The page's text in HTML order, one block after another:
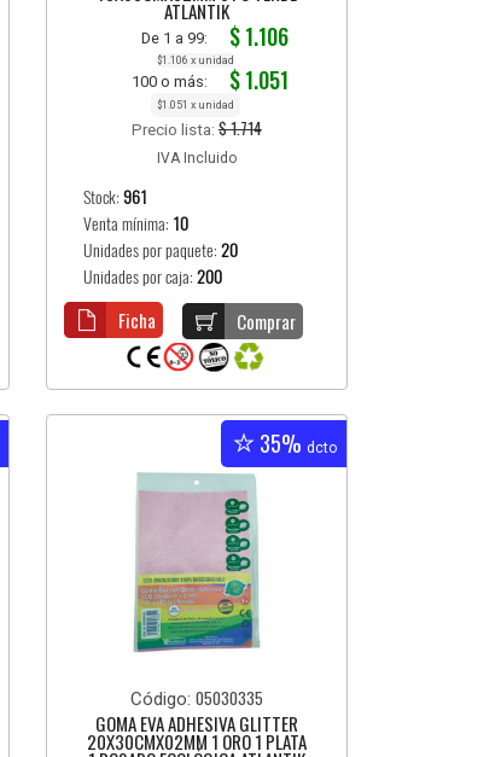
ATLANTIK
De 1 a 99: $ 1.106
$1.106 x unidad
100 o más: $ 1.051
$1.051 x unidad
Precio lista:$ 1.714
IVA Incluido
Stock: 961
Venta mínima: 10
Unidades por paquete: 20
Unidades por caja: 200
Comprar
Ficha
35% dcto
Código: 05030335
GOMA EVA ADHESIVA GLITTER
20X30CMX02MM 1 ORO 1 PLATA